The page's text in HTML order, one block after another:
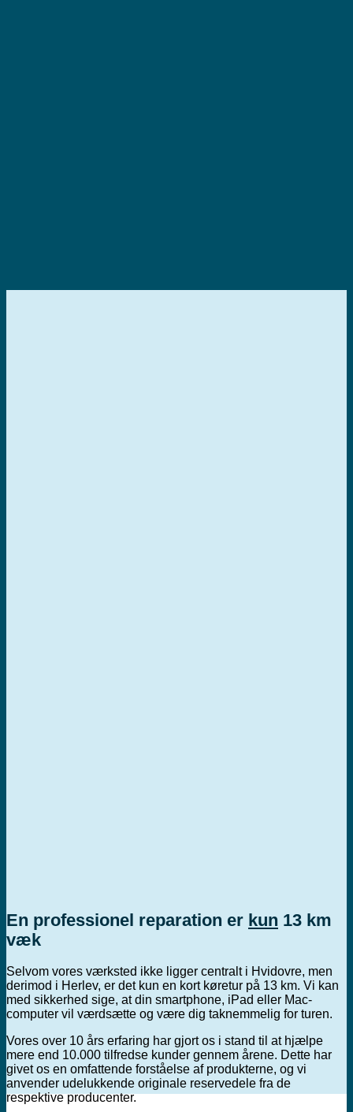
En professionel reparation er kun 13 km
væk
Selvom vores værksted ikke ligger centralt i Hvidovre, men
derimod i Herlev, er det kun en kort køretur på 13 km. Vi kan
med sikkerhed sige, at din smartphone, iPad eller Mac-
computer vil værdsætte og være dig taknemmelig for turen.
Vores over 10 års erfaring har gjort os i stand til at hjælpe
mere end 10.000 tilfredse kunder gennem årene. Dette har
givet os en omfattende forståelse af produkterne, og vi
anvender udelukkende originale reservedele fra de
respektive producenter.